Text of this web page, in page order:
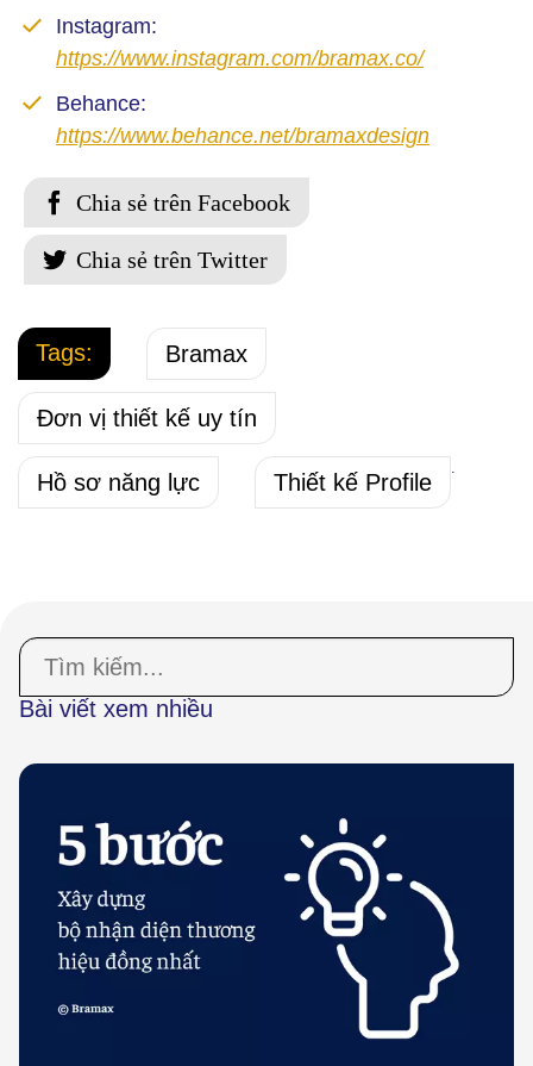
Instagram:
https://www.instagram.com/bramax.co/
Behance:
https://www.behance.net/bramaxdesign
Tags: Bramax
Đơn vị thiết kế uy tín
Hồ sơ năng lực Thiết kế Profile
.
Bài viết xem nhiều